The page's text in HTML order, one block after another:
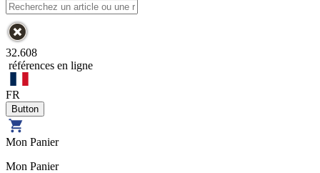
32.608
références en ligne
FR
Mon Panier
Mon Panier